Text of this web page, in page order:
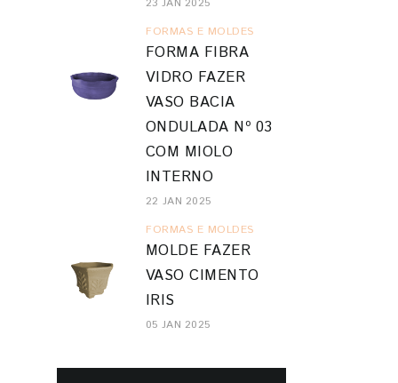
23 JAN 2025
FORMAS E MOLDES
FORMA FIBRA
VIDRO FAZER
VASO BACIA
ONDULADA Nº 03
COM MIOLO
INTERNO
22 JAN 2025
FORMAS E MOLDES
MOLDE FAZER
VASO CIMENTO
IRIS
05 JAN 2025